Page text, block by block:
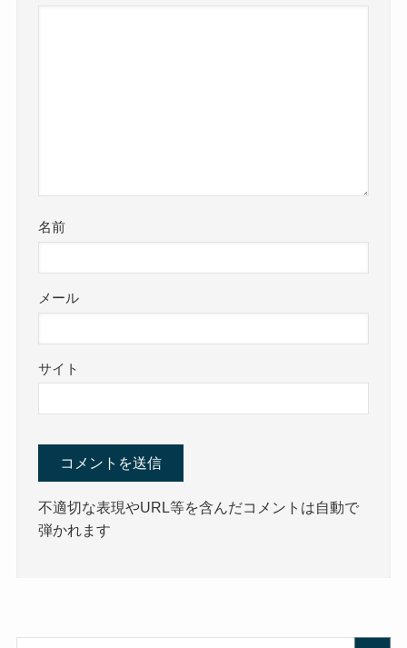
名前
メール
サイト
不適切な表現やURL等を含んだコメントは自動で
弾かれます